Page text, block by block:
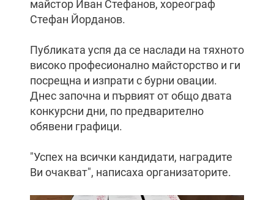
майстор Иван Стефанов, хореограф
Стефан Йорданов.
Публиката успя да се наслади на тяхното
високо професионално майсторство и ги
посрещна и изпрати с бурни овации.
Днес започна и първият от общо двата
конкурсни дни, по предварително
обявени графици.
"Успех на всички кандидати, наградите
Ви очакват", написаха организаторите.